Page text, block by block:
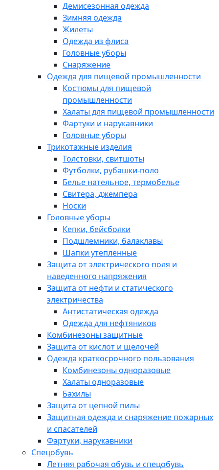
Демисезонная одежда
Зимняя одежда
Жилеты
Одежда из флиса
Головные уборы
Снаряжение
Одежда для пищевой промышленности
Костюмы для пищевой
промышленности
Халаты для пищевой промышленности
Фартуки и нарукавники
Головные уборы
Трикотажные изделия
Толстовки, свитшоты
Футболки, рубашки-поло
Белье нательное, термобелье
Свитера, джемпера
Носки
Головные уборы
Кепки, бейсболки
Подшлемники, балаклавы
Шапки утепленные
Защита от электрического поля и
наведенного напряжения
Защита от нефти и статического
электричества
Антистатическая одежда
Одежда для нефтяников
Комбинезоны защитные
Защита от кислот и щелочей
Одежда краткосрочного пользования
Комбинезоны одноразовые
Халаты одноразовые
Бахилы
Защита от цепной пилы
Защитная одежда и снаряжение пожарных
и спасателей
Фартуки, нарукавники
Спецобувь
Летняя рабочая обувь и спецобувь